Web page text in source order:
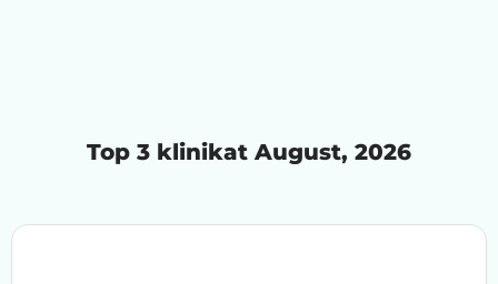
Top 3 klinikat August, 2026